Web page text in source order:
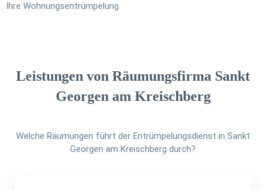
Ihre Wohnungsentrümpelung
Leistungen von Räumungsfirma Sankt
Georgen am Kreischberg
Welche Räumungen führt der Entrümpelungsdienst in Sankt
Georgen am Kreischberg durch?